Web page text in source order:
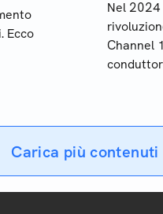
Ecco
Nel
Channel
Carica più contenuti